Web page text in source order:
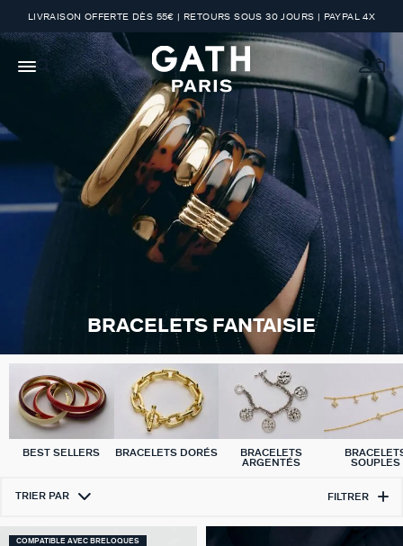
LIVRAISON OFFERTE DÈS 55€ | RETOURS SOUS 30 JOURS | PAYPAL 4X
BRACELETS FANTAISIE
BEST SELLERS BRACELETS DORÉS
BRACELETS
ARGENTÉS
SOUPLES
TRIER PAR FILTRER
COMPATIBLE AVEC BRELOQUES